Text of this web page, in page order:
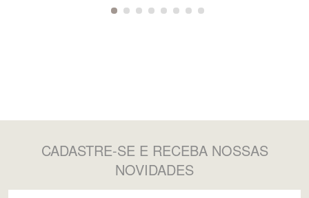
CADASTRE-SE E RECEBA NOSSAS
NOVIDADES